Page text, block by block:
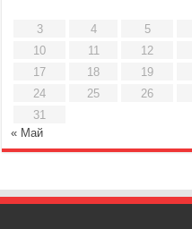
3
4 5
10
11 12
17
18 19
24
25 26
31
« Май